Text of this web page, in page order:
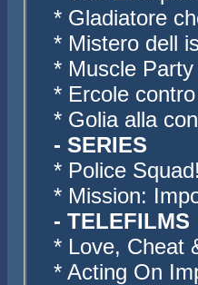
* Gladiatore
* Mistero dell
* Muscle
* Ercole
* Golia alla
- SERIES
* Police
* Mission:
- TELEFILMS
* Love, Cheat
* Acting On